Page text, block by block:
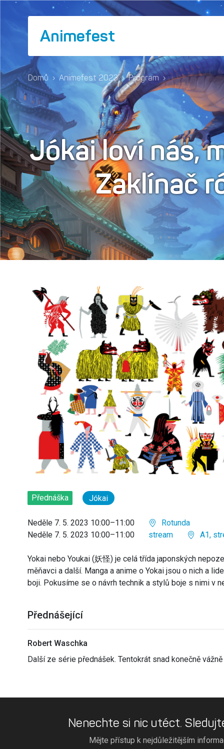
Animefest
Domů › Animefest 2023 › Program ›
Jókai loví nás,
Zaklínač
Přednáška Jókai
Neděle 7. 5. 2023 10:00–11:00
Rotunda
Neděle 7. 5. 2023 10:00–11:00
stream A1,
Yokai nebo Youkai (妖怪) je celá třída japonských
měňavci a další. Manga a anime o Yokai jsou o nich a
boji. Pokusíme se o návrh technik a stylů boje s nimi v
Přednášející
Robert Waschka
Další ze série přednášek. Tentokrát snad konečně
Nenechte si nic utéct.
Mějte přístup k nejdůležitějším